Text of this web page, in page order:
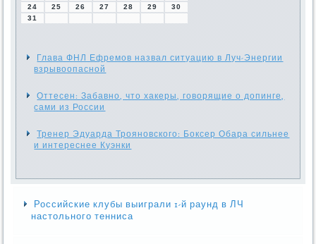
24
25 26 27 28 29
30
31
Глава ФНЛ Ефремов назвал ситуацию в Луч-Энергии
взрывоопасной
Оттесен: Забавно, что хакеры, говорящие о допинге,
сами из России
Тренер Эдуарда Трояновского: Боксер Обара сильнее
и интереснее Куэнки
Российские клубы выиграли 1-й раунд в ЛЧ
настольного тенниса